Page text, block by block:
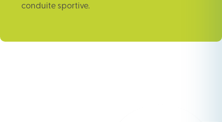
conduite sportive.